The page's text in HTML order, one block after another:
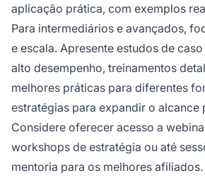
aplicação prática, com exemplos
Para intermediários e avançados,
e escala. Apresente estudos de
alto desempenho, treinamentos
melhores práticas para diferentes
estratégias para expandir o alcance
Considere oferecer acesso a
workshops de estratégia ou até
mentoria para os melhores